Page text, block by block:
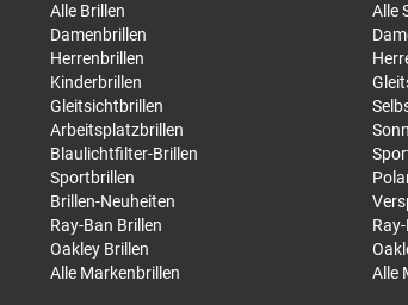
Alle Brillen
Damenbrillen
Herrenbrillen
Kinderbrillen
Gleitsichtbrillen
Arbeitsplatzbrillen
Blaulichtfilter-Brillen
Sportbrillen
Brillen-Neuheiten
Ray-Ban Brillen
Oakley Brillen
Alle Markenbrillen
Alle
Alle